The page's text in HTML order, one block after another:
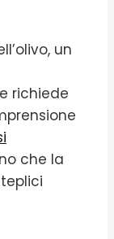
un
richiede
che la